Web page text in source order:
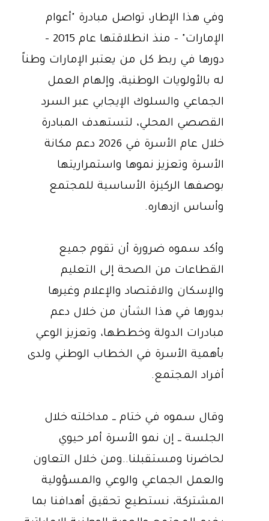
وفي هذا الإطار، تواصل مبادرة "أعوام
الإمارات" - منذ انطلاقتها عام 2015 -
دورها في ربط كل من يعتبر الإمارات وطناً
له بالأولويات الوطنية، وإلهام العمل
الجماعي والسلوك الإيجابي عبر السرد
القصصي المحلي، لتستهدف المبادرة
خلال عام الأسرة في 2026 دعم مكانة
الأسرة وتعزيز نموها واستمراريتها
بوصفها الركيزة الأساسية للمجتمع
وأساس ازدهاره.
وأكد سموه ضرورة أن تقوم جميع
القطاعات من الصحة إلى التعليم
والإسكان والاقتصاد والإعلام وغيرها
بدورها في هذا الشأن من خلال دعم
مبادرات الدولة وخططها، وتعزيز الوعي
بأهمية الأسرة في الخطاب الوطني ولدى
أفراد المجتمع.
وقال سموه في ختام ــ مداخلته خلال
الجلسة ــ إن نمو الأسرة أمر حيوي
لحاضرنا ومستقبلنا..ومن خلال التعاون
والعمل الجماعي والوعي والمسؤولية
المشتركة، نستطيع تحقيق أهدافنا بما